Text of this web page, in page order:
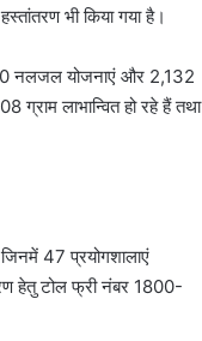
भी किया गया है।
नलजल योजनाएं और 2,132
लाभान्वित हो रहे हैं तथा
47 प्रयोगशालाएं
हेतु टोल फ्री नंबर 1800-